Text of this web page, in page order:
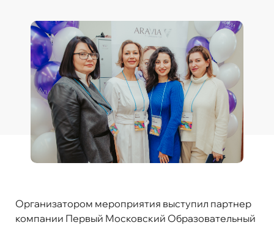
Организатором мероприятия выступил партнер
компании Первый Московский Образовательный